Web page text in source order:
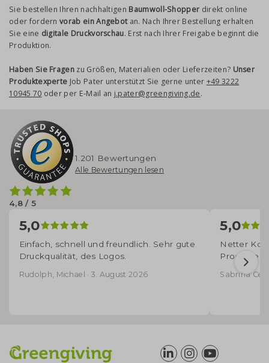
Sie bestellen Ihren nachhaltigen Baumwoll-Shopper direkt online
oder fordernvorab ein Angebotan. Nach Ihrer Bestellung erhalten
Sie eine digitale Druckvorschau. Erst nach Ihrer Freigabe beginnt die
Produktion.
Haben Sie Fragen zu Größen, Materialien oder Lieferzeiten? Unser
Produktexperte Job Pater unterstützt Sie gerne unter +49 3222
10945 70 oder per E-Mail an j.pater@greengiving.de.
4,8 / 5
1.201 Bewertungen
Alle Bewertungen lesen
5,0
Einfach, schnell und freundlich. Sehr gute
Druckqualität, des Logos.
Rudolph, Michael · 3. August 2026
5,0
Netter
Produkte -
Sabrina